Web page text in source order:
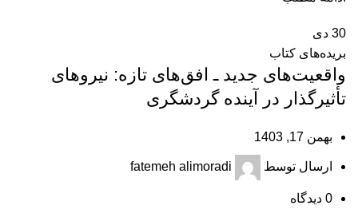
30 دی
بریده‌های کتاب
واقعیت‌های جدید ـ افق‌های تازه: نیروهای
تأثیرگذار در آینده گردشگری
بهمن 17, 1403
ارسال توسط fatemeh alimoradi
0 دیدگاه